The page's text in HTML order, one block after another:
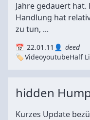
Jahre gedauert
Handlung hat
zu tun, ...
22.01.11 deed
VideoyoutubeHalf
hidden
Kurzes Update